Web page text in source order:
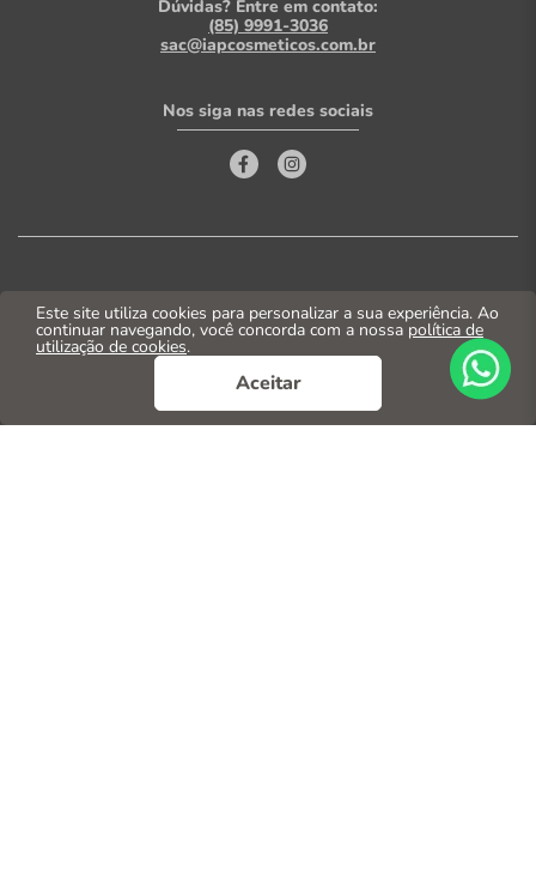
Este site utiliza cookies para personalizar a sua experiência. Ao
continuar navegando, você concorda com a nossapolítica de
utilização de cookies.
Aceitar
Dúvidas? Entre em contato:
(85) 9991-3036
sac@iapcosmeticos.com.br
Nos siga nas redes sociais
Sobre a Parente!